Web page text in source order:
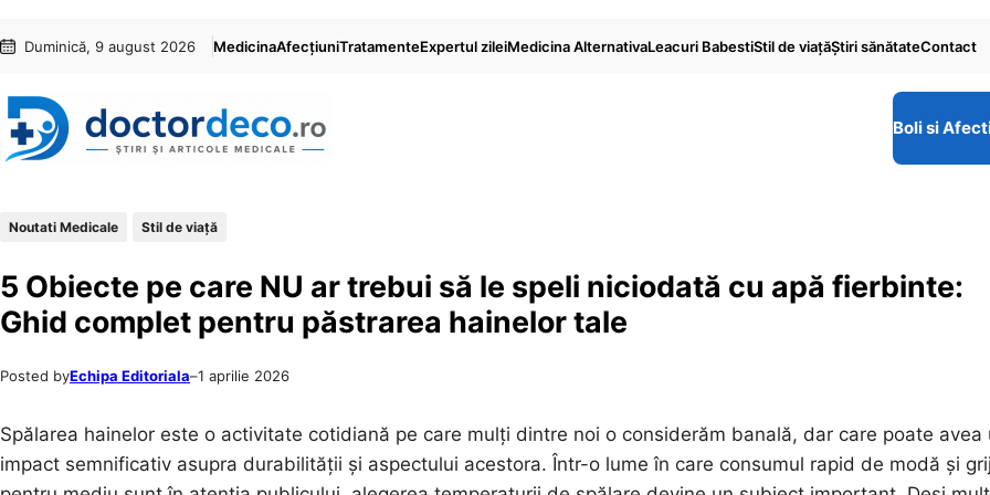
conținut
content
Duminică, 9 august 2026 MedicinaAfecțiuniTratamenteExpertul zileiMedicina AlternativaLeacuri BabestiStil de viaţăŞtiri sănătateContact
Boli si
Noutati Medicale Stil de viaţă
5 Obiecte pe care NU ar trebui să le speli niciodată cu apă fierbinte:
Ghid complet pentru păstrarea hainelor tale
Posted byEchipa Editoriala–1 aprilie 2026
Spălarea hainelor este o activitate cotidiană pe care mulți dintre noi o considerăm banală, dar care poate avea
impact semnificativ asupra durabilității și aspectului acestora. Într-o lume în care consumul rapid de modă și